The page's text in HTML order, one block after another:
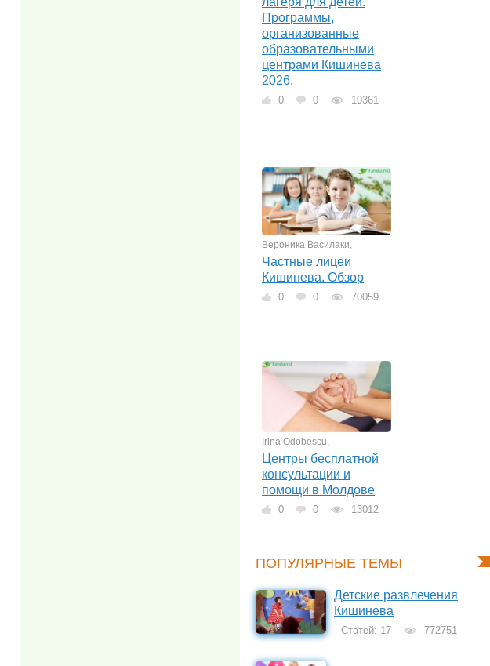
Программы,
организованные
образовательными
центрами Кишинева
2026.
0 0 10361
Вероника Василаки,
Частные лицеи
Кишинева. Обзор
0 0 70059
Irina Odobescu,
Центры бесплатной
консультации и
помощи в Молдове
0 0 13012
ПОПУЛЯРНЫЕ ТЕМЫ
Детские развлечения
Кишинева
Статей: 17 772751